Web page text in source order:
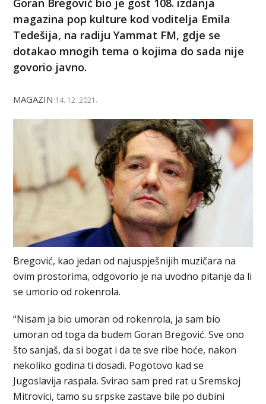
Goran Bregović bio je gost 108. izdanja
magazina pop kulture kod voditelja Emila
Tedešija, na radiju Yammat FM, gdje se
dotakao mnogih tema o kojima do sada nije
govorio javno.
MAGAZIN 14. 12. 2021.
Bregović, kao jedan od najuspješnijih muzičara na
ovim prostorima, odgovorio je na uvodno pitanje da li
se umorio od rokenrola.
“Nisam ja bio umoran od rokenrola, ja sam bio
umoran od toga da budem Goran Bregović. Sve ono
što sanjaš, da si bogat i da te sve ribe hoće, nakon
nekoliko godina ti dosadi. Pogotovo kad se
Jugoslavija raspala. Svirao sam pred rat u Sremskoj
Mitrovici, tamo su srpske zastave bile po dubini